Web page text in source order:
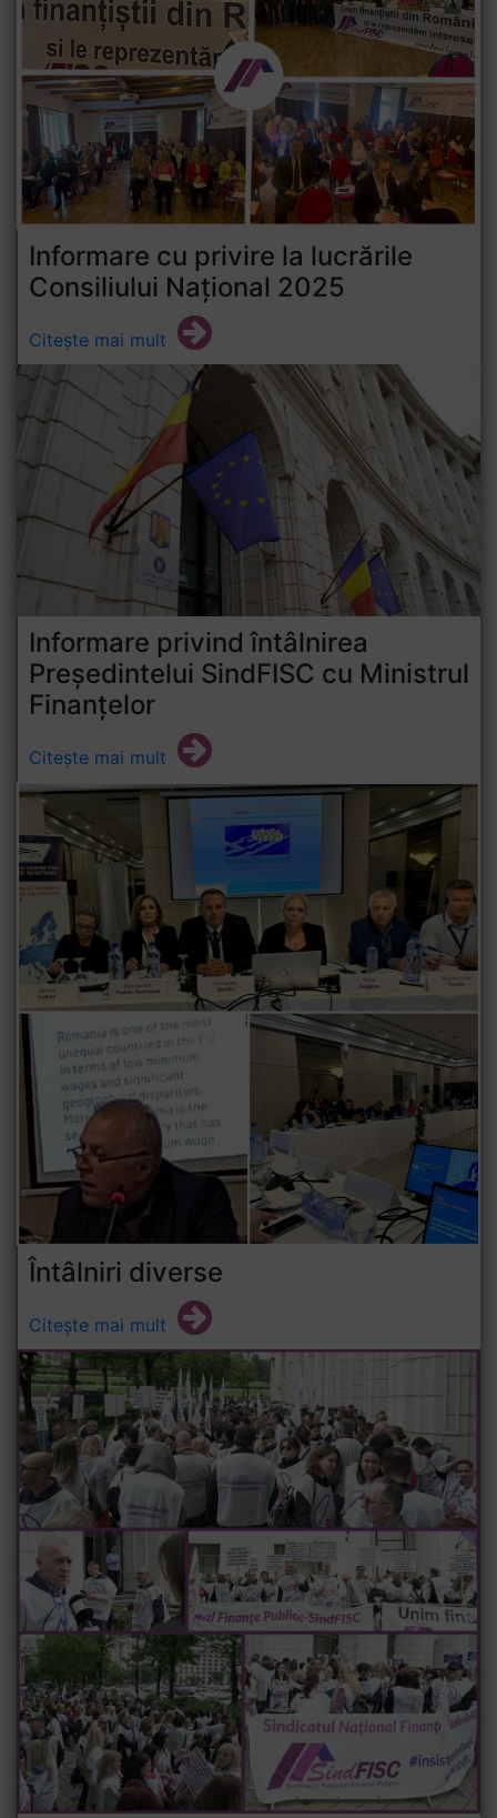
Informare cu privire la lucrările
Consiliului Național 2025
Citește mai mult
Informare privind întâlnirea
Președintelui SindFISC cu Ministrul
Finanțelor
Citește mai mult
Întâlniri diverse
Citește mai mult